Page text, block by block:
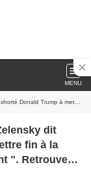
MENU
Orient ". Retrouvez les informations du 4 au 11 octobre
dit
fin à la
". Retrouvez